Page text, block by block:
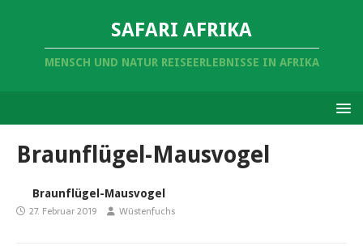
SAFARI AFRIKA
MENSCH UND NATUR REISEERLEBNISSE IN AFRIKA
Braunflügel-Mausvogel
Braunflügel-Mausvogel
27. Februar 2019 Wüstenfuchs